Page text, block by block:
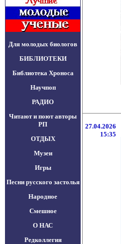
Для молодых биологов
БИБЛИОТЕКИ
Библиотека Хроноса
Научпоп
РАДИО
Читают и поют авторы
РП
ОТДЫХ
Музеи
Игры
Песни русского застолья
Народное
Смешное
О НАС
Редколлегия
27.04.2026
15:35